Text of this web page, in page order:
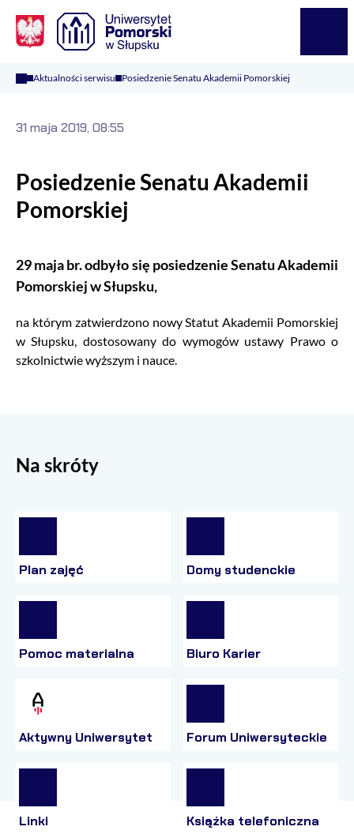
Aktualności serwisu Posiedzenie Senatu Akademii Pomorskiej
Posiedzenie Senatu Akademii
Pomorskiej
29 maja br. odbyło się posiedzenie Senatu Akademii
Pomorskiej w Słupsku,
31 maja 2019, 08:55
na którym zatwierdzono nowy Statut Akademii Pomorskiej
w Słupsku, dostosowany do wymogów ustawy Prawo o
szkolnictwie wyższym i nauce.
Na skróty
Plan zajęć Domy studenckie
Pomoc materialna Biuro Karier
Aktywny Uniwersytet Forum Uniwersyteckie
Linki Książka telefoniczna